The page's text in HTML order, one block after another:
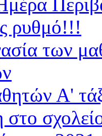
ρυθμό!!!
των
Α'